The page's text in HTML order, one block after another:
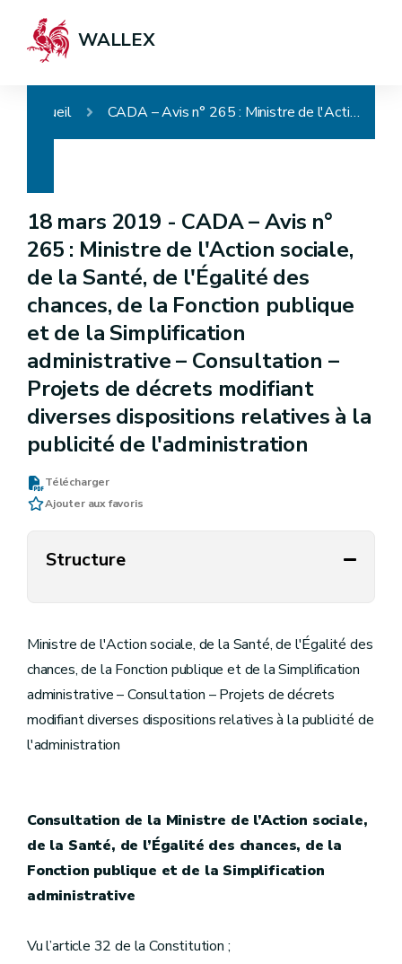
WALLEX
Accueil CADA – Avis n° 265 : Ministre de l'Action sociale, de la Santé, de l'Égalité des chances, de la Fonction publique et de la Simplification administrative – Consultation – Projets de décrets modifiant diverses dispositions relatives à la publicité de l'administration
18 mars 2019 - CADA – Avis n°
265 : Ministre de l'Action sociale,
de la Santé, de l'Égalité des
chances, de la Fonction publique
et de la Simplification
administrative – Consultation –
Projets de décrets modifiant
diverses dispositions relatives à la
publicité de l'administration
Télécharger
Ajouter aux favoris
Structure
Ministre de l'Action sociale, de la Santé, de l'Égalité des
chances, de la Fonction publique et de la Simplification
administrative – Consultation – Projets de décrets
modifiant diverses dispositions relatives à la publicité de
l'administration
Consultation de la Ministre de l’Action sociale,
de la Santé, de l’Égalité des chances, de la
Fonction publique et de la Simplification
administrative
Vu l’article 32 de la Constitution ;